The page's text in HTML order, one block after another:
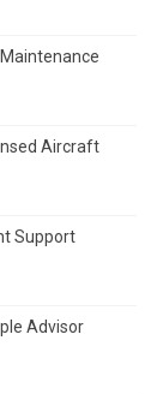
Aircraft
Support
Advisor